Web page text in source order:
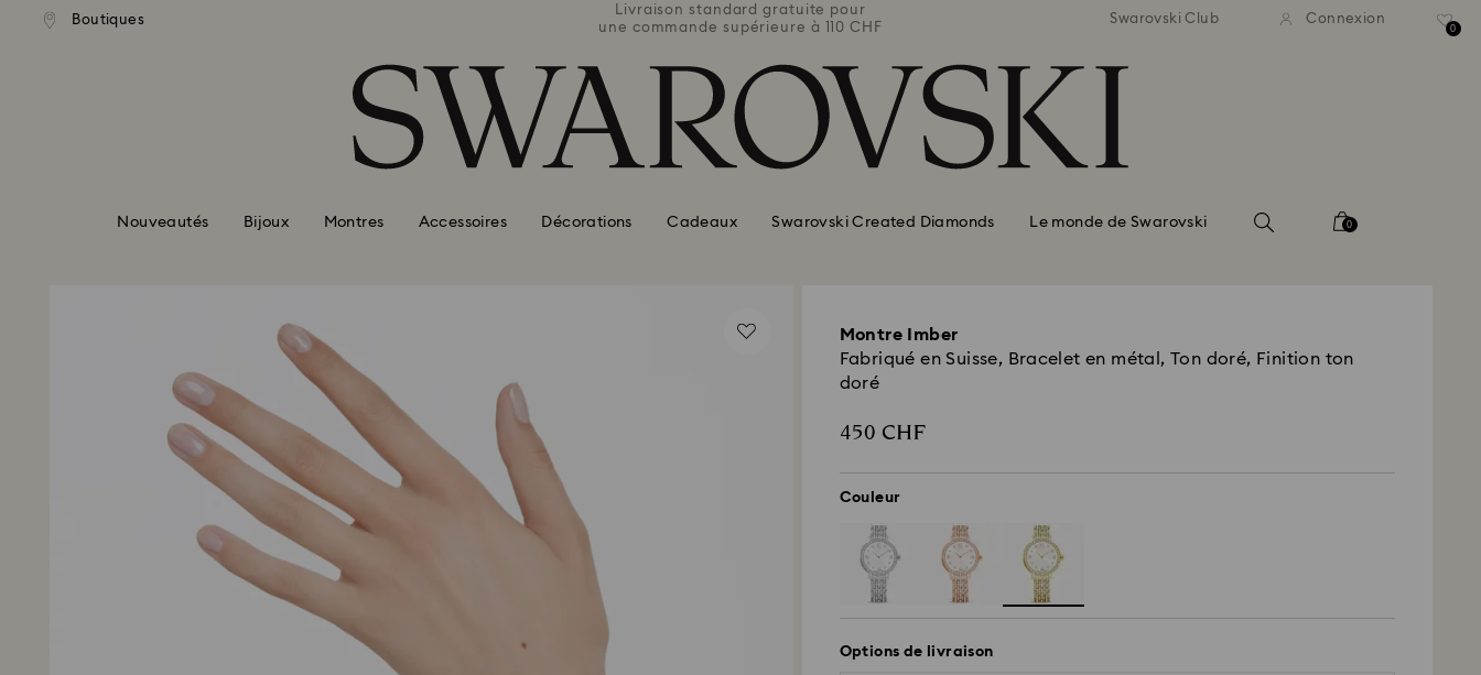
Accesskeys list
Boutiques
standard gratuite pour
supérieure à 110 CHF
Livraison standard gratuite pour
une commande supérieure à 110 CHF
Livraison standard gratuite pour
une commande supérieure à 110 CHF
Livraison standard
une commande supérieure à
Swarovski Club Connexion
0
Nouveautés Bijoux Montres Accessoires Décorations Cadeaux Swarovski Created Diamonds Le monde de Swarovski 0
Montre Imber
Fabriqué en Suisse, Bracelet en métal, Ton doré, Finition ton
doré
450 CHF
Couleur
Options de livraison